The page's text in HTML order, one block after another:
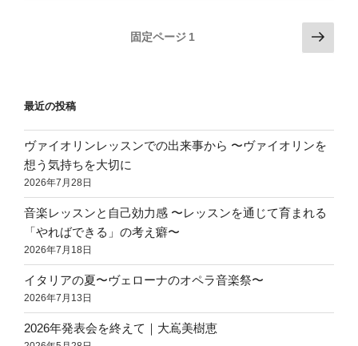
テ
ン
ス
に
つ
い
て”
の
ペ
ジ
送
り
固定ページ 1
次
の
最近の投稿
ヴァイオリンレッスンでの出来事から 〜ヴァイオリンを
想う気持ちを大切に
2026年7月28日
音楽レッスンと自己効力感 〜レッスンを通じて育まれる
「やればできる」の考え癖〜
2026年7月18日
イタリアの夏〜ヴェローナのオペラ音楽祭〜
2026年7月13日
2026年発表会を終えて｜大嶌美樹恵